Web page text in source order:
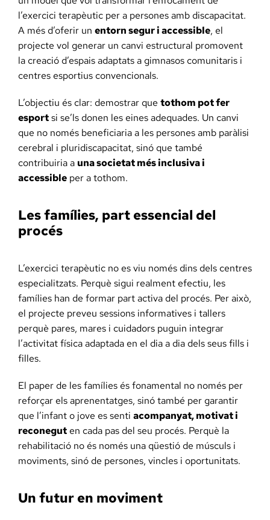
l’exercici terapèutic per a persones amb discapacitat.
A més d’oferir un entorn segur i accessible, el
projecte vol generar un canvi estructural promovent
la creació d’espais adaptats a gimnasos comunitaris i
centres esportius convencionals.
L’objectiu és clar: demostrar que tothom pot fer
esportsi se’ls donen les eines adequades. Un canvi
que no només beneficiaria a les persones amb paràlisi
cerebral i pluridiscapacitat, sinó que també
contribuiria a una societat més inclusiva i
accessible per a tothom.
Les famílies, part essencial del
procés
L’exercici terapèutic no es viu només dins dels centres
especialitzats. Perquè sigui realment efectiu, les
famílies han de formar part activa del procés. Per això,
el projecte preveu sessions informatives i tallers
perquè pares, mares i cuidadors puguin integrar
l’activitat física adaptada en el dia a dia dels seus fills i
filles.
El paper de les famílies és fonamental no només per
reforçar els aprenentatges, sinó també per garantir
que l’infant o jove es senti acompanyat, motivat i
reconeguten cada pas del seu procés. Perquè la
rehabilitació no és només una qüestió de músculs i
moviments, sinó de persones, vincles i oportunitats.
Un futur en moviment